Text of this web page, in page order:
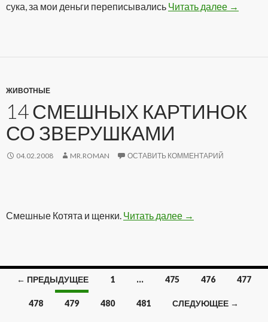
сука, за мои деньги переписывались Читать далее →
ЖИВОТНЫЕ
14 СМЕШНЫХ КАРТИНОК
СО ЗВЕРУШКАМИ
04.02.2008 MR.ROMAN ОСТАВИТЬ КОММЕНТАРИЙ
Смешные Котята и щенки. Читать далее 14 смешных
→
Навигация
← ПРЕДЫДУЩЕЕ 1 … 475 476 477
478 479 480 481 СЛЕДУЮЩЕЕ →